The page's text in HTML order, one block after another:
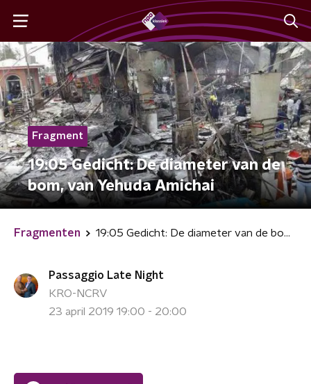
Fragment
19:05 Gedicht: De diameter van de
bom, van Yehuda Amichai
Fragmenten 19:05 Gedicht: De diameter van de bom, van Yehuda Amichai
Passaggio Late Night
KRO-NCRV
23 april 2019 19:00 - 20:00